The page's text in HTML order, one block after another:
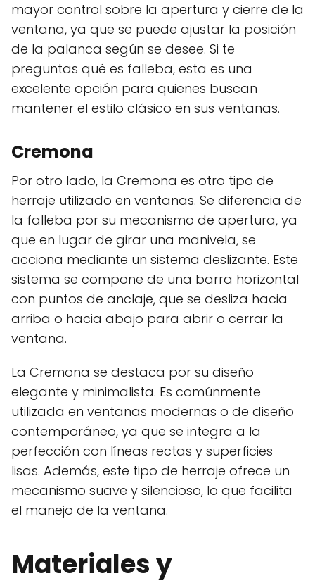
mayor control sobre la apertura y cierre de la
ventana, ya que se puede ajustar la posición
de la palanca según se desee. Si te
preguntas qué es falleba, esta es una
excelente opción para quienes buscan
mantener el estilo clásico en sus ventanas.
Cremona
Por otro lado, la Cremona es otro tipo de
herraje utilizado en ventanas. Se diferencia de
la falleba por su mecanismo de apertura, ya
que en lugar de girar una manivela, se
acciona mediante un sistema deslizante. Este
sistema se compone de una barra horizontal
con puntos de anclaje, que se desliza hacia
arriba o hacia abajo para abrir o cerrar la
ventana.
La Cremona se destaca por su diseño
elegante y minimalista. Es comúnmente
utilizada en ventanas modernas o de diseño
contemporáneo, ya que se integra a la
perfección con líneas rectas y superficies
lisas. Además, este tipo de herraje ofrece un
mecanismo suave y silencioso, lo que facilita
el manejo de la ventana.
Materiales y